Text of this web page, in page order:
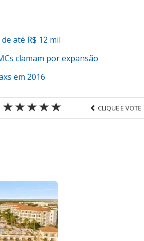
até R$ 12 mil
clamam por expansão
em 2016
CLIQUE E VOTE
aviacao/2017/11/heathrow-
ou as ferramentas
pela PANROTAS Editora é protegido
reproduza o conteúdo sem